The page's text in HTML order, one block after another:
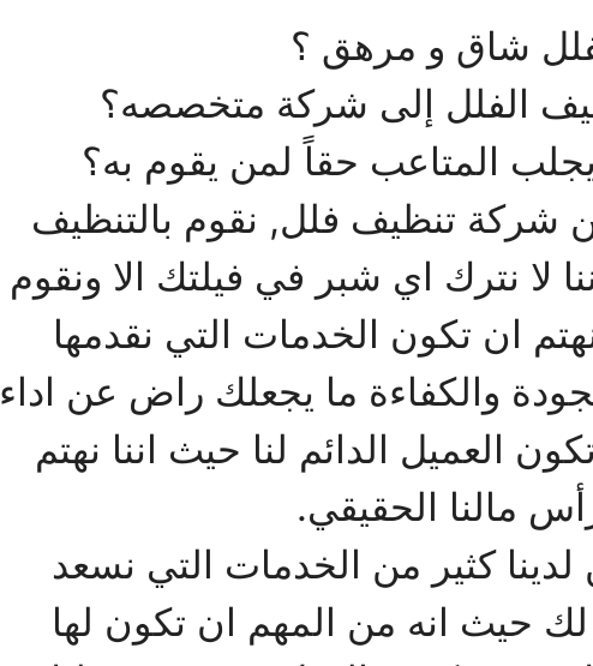
شاق و مرهق ؟
الفلل إلى شركة متخصصه؟
المتاعب حقاً لمن يقوم به؟
شركة تنظيف فلل, نقوم بالتنظيف
لا نترك اي شبر في فيلتك الا ونقوم
ان تكون الخدمات التي نقدمها
والكفاءة ما يجعلك راض عن اداء
العميل الدائم لنا حيث اننا نهتم
مالنا الحقيقي.
لدينا كثير من الخدمات التي نسعد
لك حيث انه من المهم ان تكون لها